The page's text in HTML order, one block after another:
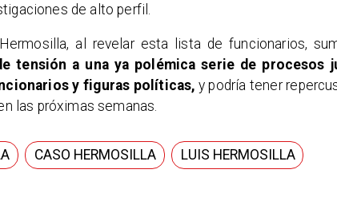
de alto perfil.
al revelar esta lista de funcionarios,
tensión a una ya polémica serie de procesos
y figuras políticas, y podría tener
las próximas semanas.
CASO HERMOSILLA LUIS HERMOSILLA